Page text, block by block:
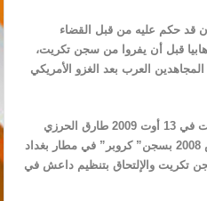
قد حكم عليه من قبل القضاء
صحبة 83 سجينا إرهابيا قبل أن يفروا من سجن تكريت،
إلى العراق عام 2003 مع المجاهدين العرب بعد الغزو الأمريكي
وكانت السلطات العراقية قد تـَسلمت في 13 أوت 2009 طارق الحرزي
وذلك بعد إحتجازه منذ يوم 18 مارس 2008 بسجن” كروبر” في مطار بغداد
من سجن تكريت والإلتحاق بتنظيم داعش في